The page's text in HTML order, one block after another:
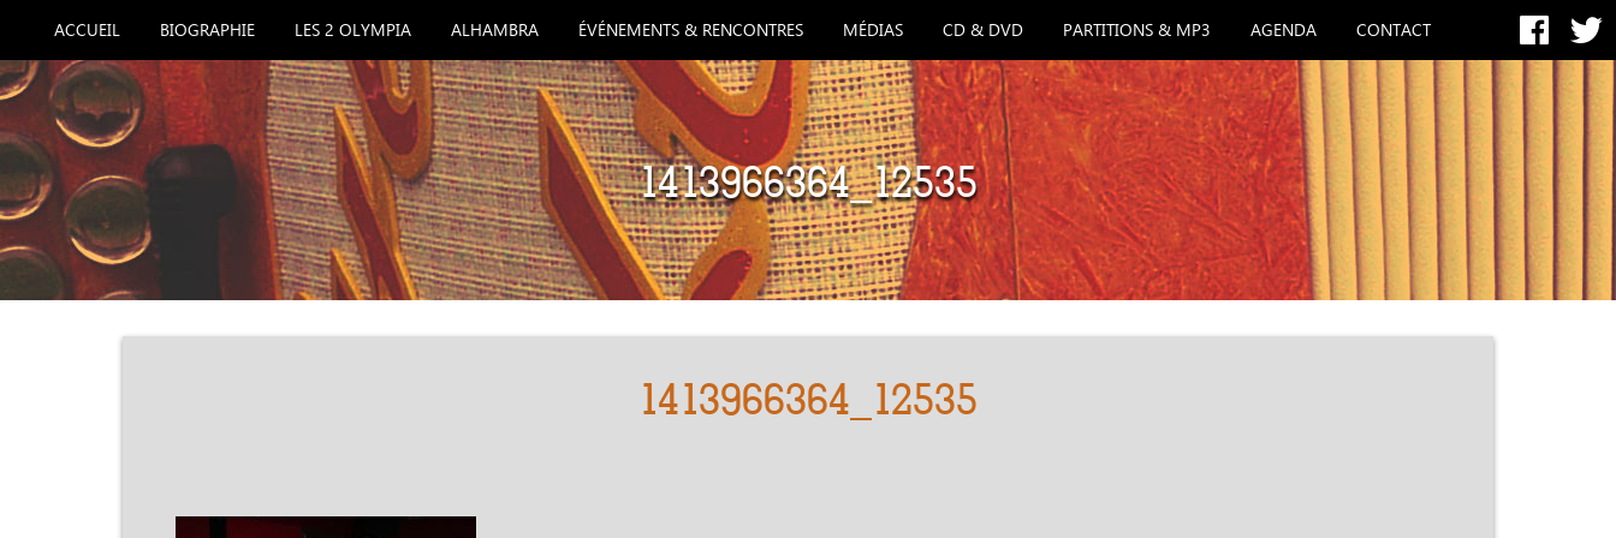
ACCUEIL BIOGRAPHIE LES 2 OLYMPIA ALHAMBRA ÉVÉNEMENTS & RENCONTRES MÉDIAS CD & DVD PARTITIONS & MP3 AGENDA CONTACT
1413966364_12535
1413966364_12535